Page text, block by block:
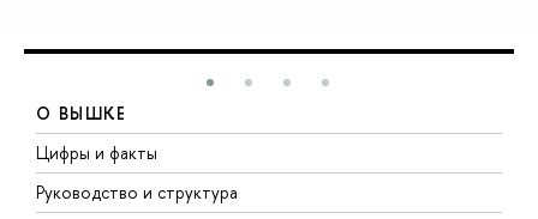
О ВЫШКЕ
Цифры и факты
Руководство и структура